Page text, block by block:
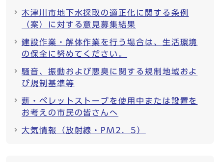
木津川市地下水採取の適正化に関する条例
（案）に対する意見募集結果
建設作業・解体作業を行う場合は、生活環境
の保全に努めてください。
騒音、振動および悪臭に関する規制地域およ
び規制基準等
薪・ペレットストーブを使用中または設置を
お考えの市民の皆さんへ
大気情報（放射線・PM2．5）